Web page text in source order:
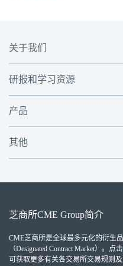
关于我们
研报和学习资源
产品
其他
芝商所CME Group简介
CME芝商所是全球最多元化的衍生
（Designated Contract Market）。点击
可获取更多有关各交易所交易规则及